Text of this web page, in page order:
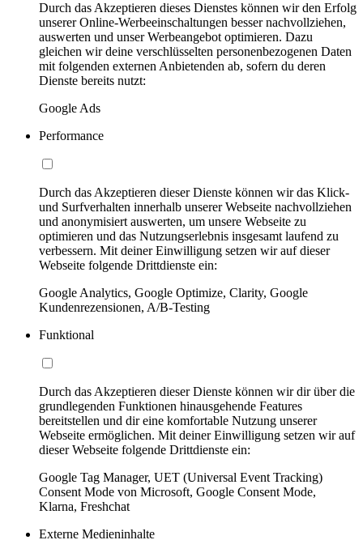
Durch das Akzeptieren dieses Dienstes können wir den Erfolg
unserer Online-Werbeeinschaltungen besser nachvollziehen,
auswerten und unser Werbeangebot optimieren. Dazu
gleichen wir deine verschlüsselten personenbezogenen Daten
mit folgenden externen Anbietenden ab, sofern du deren
Dienste bereits nutzt:
Google Ads
Performance
Durch das Akzeptieren dieser Dienste können wir das Klick-
und Surfverhalten innerhalb unserer Webseite nachvollziehen
und anonymisiert auswerten, um unsere Webseite zu
optimieren und das Nutzungserlebnis insgesamt laufend zu
verbessern. Mit deiner Einwilligung setzen wir auf dieser
Webseite folgende Drittdienste ein:
Google Analytics, Google Optimize, Clarity, Google
Kundenrezensionen, A/B-Testing
Funktional
Durch das Akzeptieren dieser Dienste können wir dir über die
grundlegenden Funktionen hinausgehende Features
bereitstellen und dir eine komfortable Nutzung unserer
Webseite ermöglichen. Mit deiner Einwilligung setzen wir auf
dieser Webseite folgende Drittdienste ein:
Google Tag Manager, UET (Universal Event Tracking)
Consent Mode von Microsoft, Google Consent Mode,
Klarna, Freshchat
Externe Medieninhalte